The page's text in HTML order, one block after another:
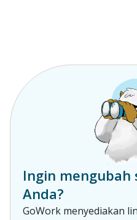
Ingin mengubah
Anda?
GoWork menyediakan